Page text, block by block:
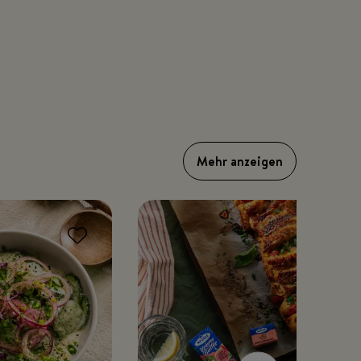
Mehr anzeigen